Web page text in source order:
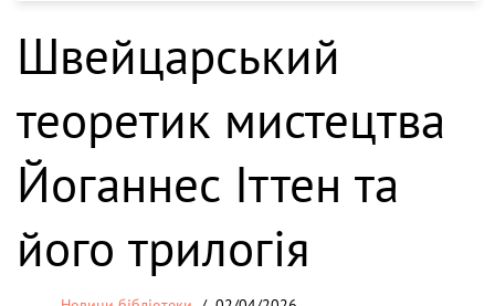
Швейцарський
теоретик мистецтва
Йоганнес Іттен та
його трилогія